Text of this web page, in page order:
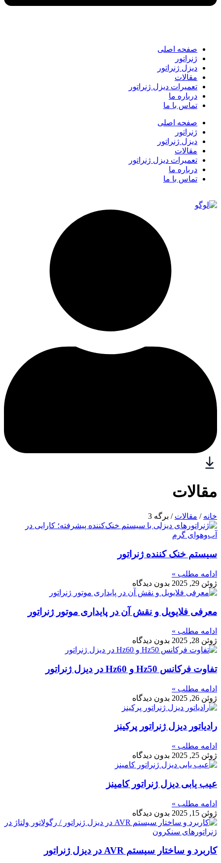
صفحه اصلی
ژنراتور
دیزل ژنراتور
مقالات
تعمیرات دیزل ژنراتور
درباره ما
تماس با ما
صفحه اصلی
ژنراتور
دیزل ژنراتور
مقالات
تعمیرات دیزل ژنراتور
درباره ما
تماس با ما
مقالات
خانه / مقالات / برگه 3
سیستم خنک‌ کننده ژنراتور
ادامه مطلب »
ژوئن 29, 2025
بدون دیدگاه
معرفی فلایویل و نقش آن در پایداری موتور ژنراتور
ادامه مطلب »
ژوئن 28, 2025
بدون دیدگاه
تفاوت فرکانس Hz50 و Hz60 در دیزل ژنراتور
ادامه مطلب »
ژوئن 26, 2025
بدون دیدگاه
رادیاتور دیزل ژنراتور پرکینز
ادامه مطلب »
ژوئن 25, 2025
بدون دیدگاه
عیب‌ یابی دیزل ژنراتور کامینز
ادامه مطلب »
ژوئن 15, 2025
بدون دیدگاه
کاربرد و ساختار سیستم AVR در دیزل ژنراتور